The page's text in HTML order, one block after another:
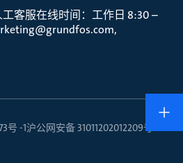
工客服在线时间：工作日 8:30 –
号 -1沪公网安备 31011202012209号